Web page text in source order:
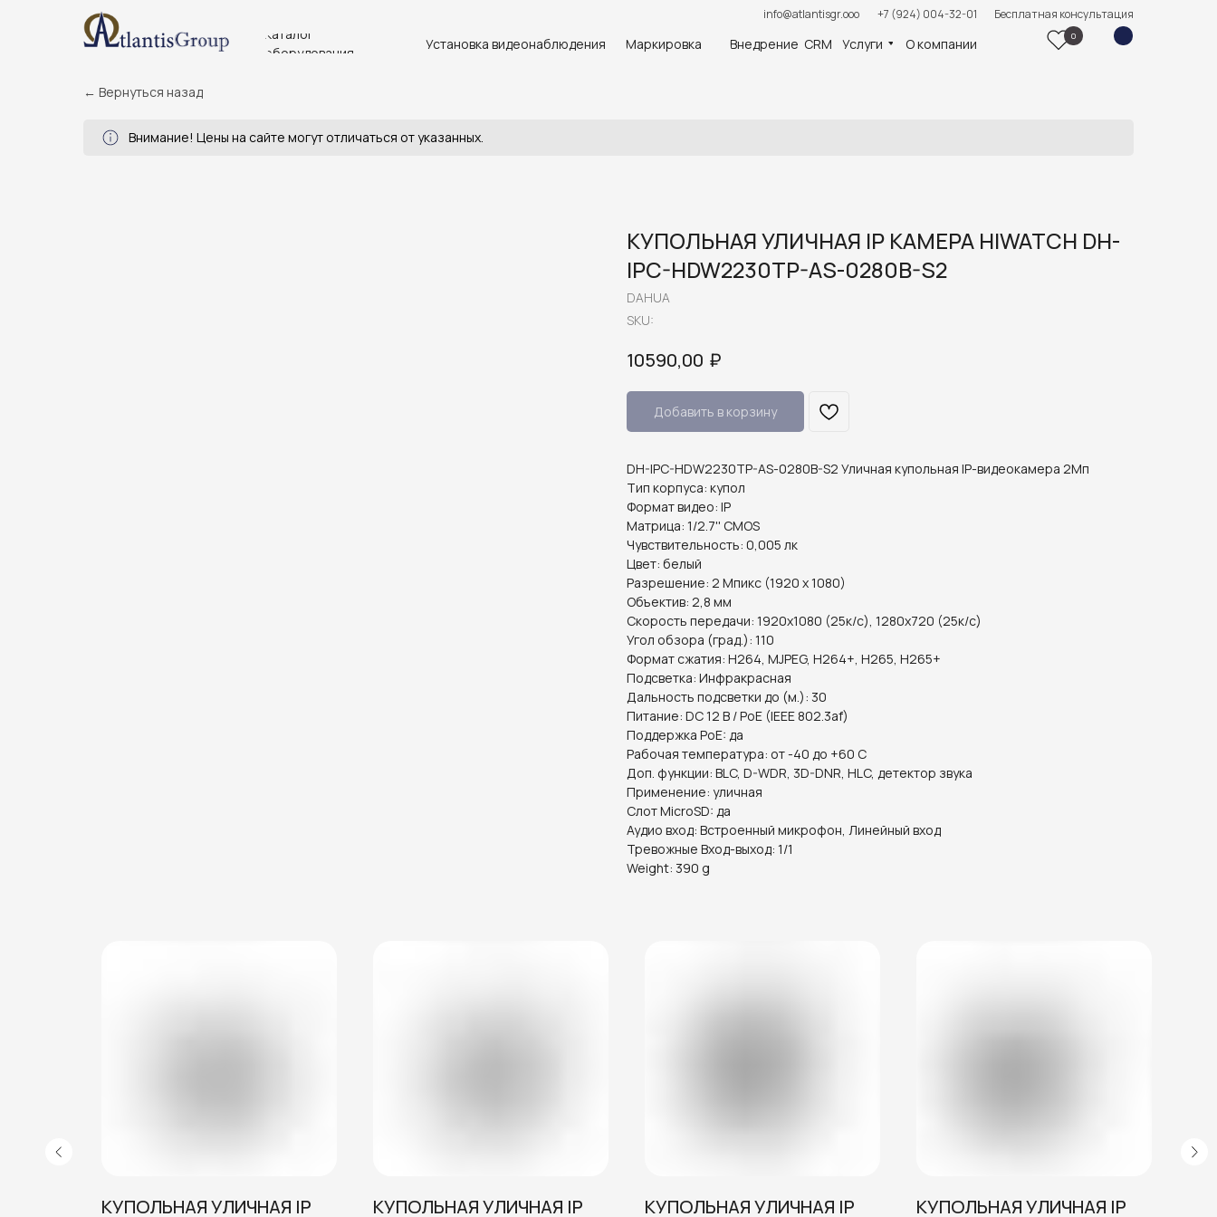
Бесплатная консультация
+7 (924) 004-32-01
info@atlantisgr.ooo
0
Установка видеонаблюдения
Каталог
оборудования
Маркировка Услуги О компании
Внедрение CRM
← Вернуться назад
Внимание! Цены на сайте могут отличаться от указанных.
КУПОЛЬНАЯ УЛИЧНАЯ IP КАМЕРА HIWATCH DH-
IPC-HDW2230TP-AS-0280B-S2
DAHUA
SKU:
10590,00 ₽
Добавить в корзину
DH-IPC-HDW2230TP-AS-0280B-S2 Уличная купольная IP-видеокамера 2Мп
Тип корпуса: купол
Формат видео: IP
Матрица: 1/2.7'' CMOS
Чувствительность: 0,005 лк
Цвет: белый
Разрешение: 2 Мпикс (1920 х 1080)
Объектив: 2,8 мм
Скорость передачи: 1920x1080 (25к/с), 1280x720 (25к/с)
Угол обзора (град.): 110
Формат сжатия: H264, MJPEG, H264+, H265, H265+
Подсветка: Инфракрасная
Дальность подсветки до (м.): 30
Питание: DC 12 В / PoE (IEEE 802.3af)
Поддержка PoE: да
Рабочая температура: от -40 до +60 С
Доп. функции: BLC, D-WDR, 3D-DNR, HLC, детектор звука
Применение: уличная
Слот MicroSD: да
Аудио вход: Встроенный микрофон, Линейный вход
Тревожные Вход-выход: 1/1
Weight: 390 g
КУПОЛЬНАЯ УЛИЧНАЯ IP
КУПОЛЬНАЯ УЛИЧНАЯ IP
КУПОЛЬНАЯ УЛИЧНАЯ IP
КУПОЛЬНАЯ УЛИЧНАЯ IP